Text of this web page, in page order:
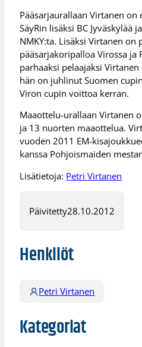
Pääsarjaurallaan Virtanen on
SäyRin lisäksi BC Jyväskylää
NMKY:ta. Lisäksi Virtanen on
pääsarjakoripalloa Virossa ja
parhaaksi pelaajaksi
hän on juhlinut Suomen
Viron cupin voittoa kerran.
Maaottelu-urallaan Virtanen
ja 13 nuorten maaottelua.
vuoden 2011 EM-
kanssa Pohjoismaiden
Lisätietoja: Petri Virtanen
Päivitetty28.10.2012
Henkilöt
Petri Virtanen
Kategoriat